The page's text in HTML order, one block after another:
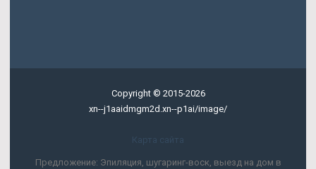
Copyright © 2015-2026
xn--j1aaidmgm2d.xn--p1ai/image/
Карта сайта
Предложение: Эпиляция, шугаринг-воск, выезд на дом в